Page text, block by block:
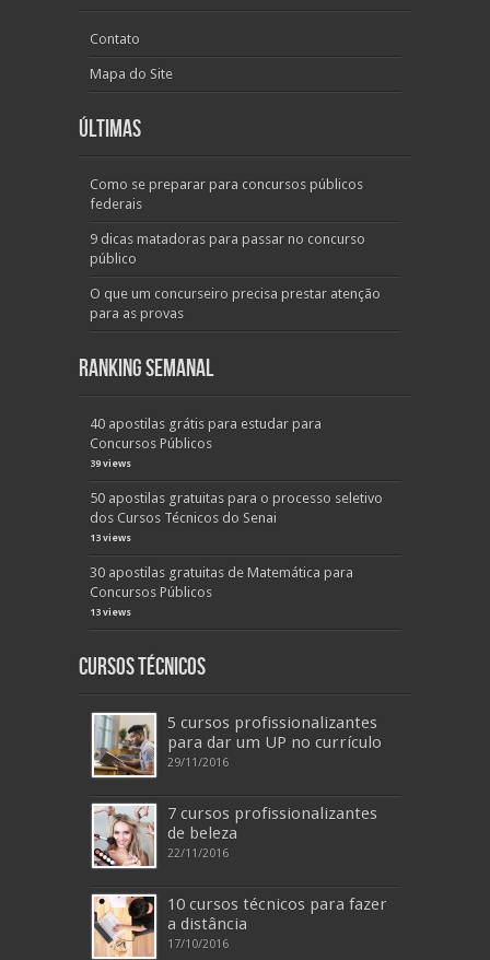
Contato
Mapa do Site
Últimas
Como se preparar para concursos públicos
federais
9 dicas matadoras para passar no concurso
público
O que um concurseiro precisa prestar atenção
para as provas
Ranking Semanal
40 apostilas grátis para estudar para
Concursos Públicos
39 views
50 apostilas gratuitas para o processo seletivo
dos Cursos Técnicos do Senai
13 views
30 apostilas gratuitas de Matemática para
Concursos Públicos
13 views
Cursos Técnicos
5 cursos profissionalizantes
para dar um UP no currículo
29/11/2016
7 cursos profissionalizantes
de beleza
22/11/2016
10 cursos técnicos para fazer
a distância
17/10/2016